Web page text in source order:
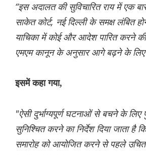
“इस अदालत की सुविचारित राय में एक
साकेत कोर्ट, नई दिल्ली के समक्ष लंबित
याचिका में कोई और आदेश पारित करने
एमएम कानून के अनुसार आगे बढ़ने के
इसमें कहा गया,
"ऐसी दुर्भाग्यपूर्ण घटनाओं से बचने के
सुनिश्चित करने का निर्देश दिया जाता है
समारोह को आयोजित करने से पहले